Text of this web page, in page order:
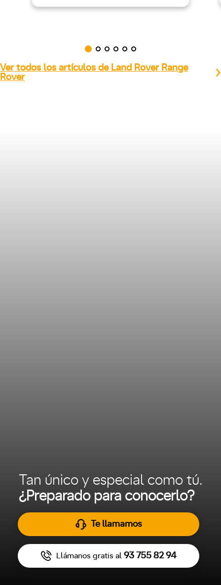
Ver todos los artículos de Land Rover Range
Rover
Tan único y especial como tú.
¿Preparado para conocerlo?
Te llamamos
Llámanos gratis al 93 755 82 94